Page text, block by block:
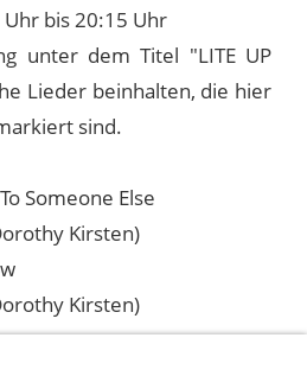
bis 20:15 Uhr
unter dem Titel "LITE UP
Lieder beinhalten, die hier
sind.
Someone Else
Kirsten)
Kirsten)